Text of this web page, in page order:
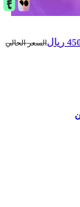
ريال السعر الحالي